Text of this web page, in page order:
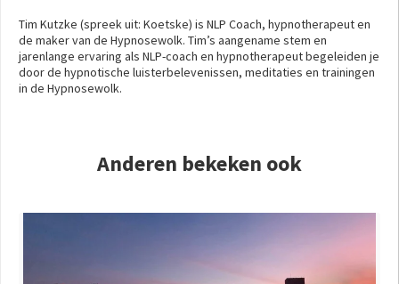
Tim Kutzke (spreek uit: Koetske) is NLP Coach, hypnotherapeut en
de maker van de Hypnosewolk. Tim’s aangename stem en
jarenlange ervaring als NLP-coach en hypnotherapeut begeleiden je
door de hypnotische luisterbelevenissen, meditaties en trainingen
in de Hypnosewolk.
Anderen bekeken ook